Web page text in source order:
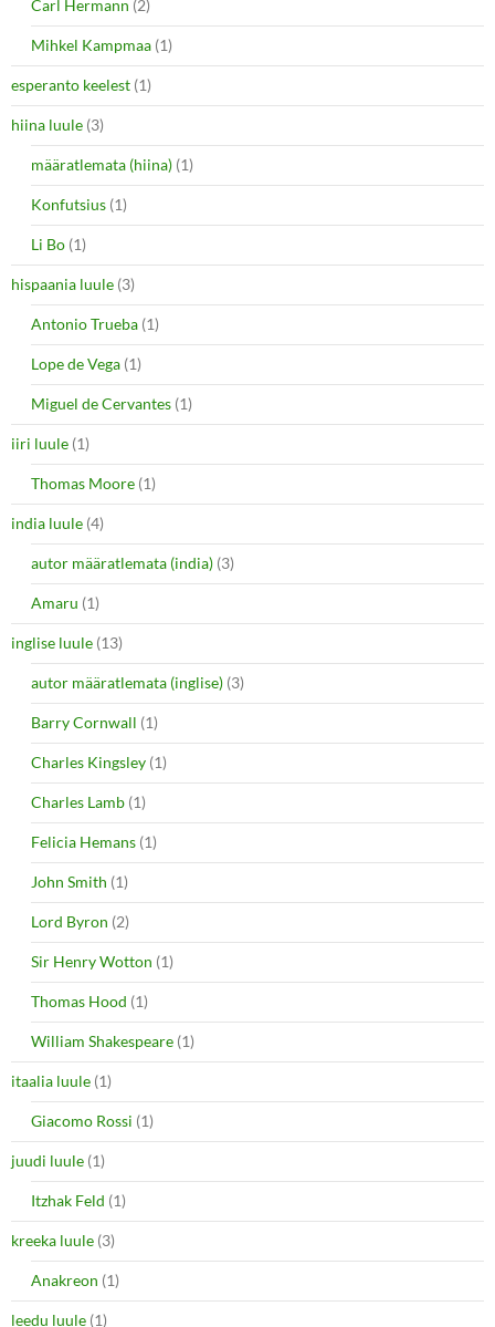
Carl Hermann (2)
Mihkel Kampmaa (1)
esperanto keelest (1)
hiina luule (3)
määratlemata (hiina) (1)
Konfutsius (1)
Li Bo (1)
hispaania luule (3)
Antonio Trueba (1)
Lope de Vega (1)
Miguel de Cervantes (1)
iiri luule (1)
Thomas Moore (1)
india luule (4)
autor määratlemata (india) (3)
Amaru (1)
inglise luule (13)
autor määratlemata (inglise) (3)
Barry Cornwall (1)
Charles Kingsley (1)
Charles Lamb (1)
Felicia Hemans (1)
John Smith (1)
Lord Byron (2)
Sir Henry Wotton (1)
Thomas Hood (1)
William Shakespeare (1)
itaalia luule (1)
Giacomo Rossi (1)
juudi luule (1)
Itzhak Feld (1)
kreeka luule (3)
Anakreon (1)
leedu luule (1)